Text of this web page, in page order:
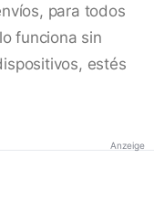
para todos
funciona sin
estés
Anzeige